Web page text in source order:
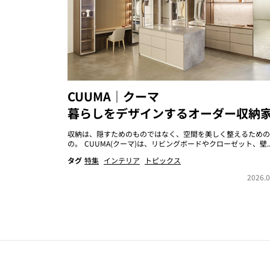
CUUMA｜クーマ
暮らしをデザインするオーダー収納
収納は、隠すためのものではなく、空間を美しく整えるため
の。 CUUMA(クーマ)は、リビングボードやクローゼット、壁
タグ 特集 インテリア
トピックス